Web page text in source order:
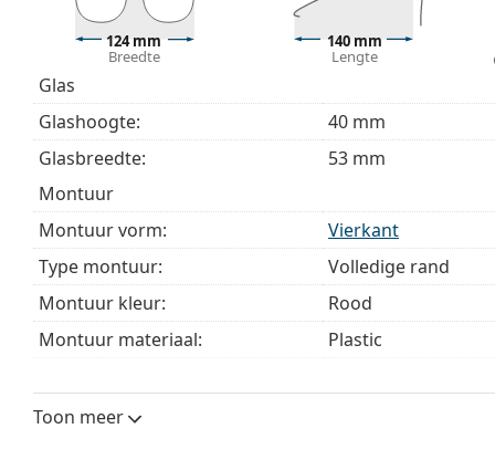
124 mm
Breedte
140 mm
Lengte
Glas
Glashoogte:
40 mm
Glasbreedte:
53 mm
montuur
Montuur vorm:
Vierkant
Type montuur:
Volledige rand
Montuur kleur:
Rood
Montuur materiaal:
Plastic
Breedte:
Toon meer